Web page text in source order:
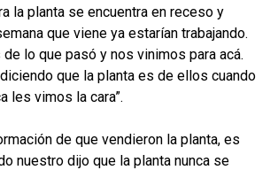
la planta se encuentra en receso y
que viene ya estarían trabajando.
de lo que pasó y nos vinimos para acá.
que la planta es de ellos cuando
les vimos la cara”.
de que vendieron la planta, es
nuestro dijo que la planta nunca se